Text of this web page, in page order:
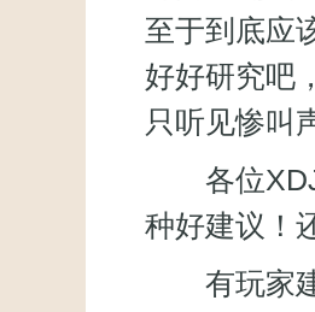
至于到底应
好好研究吧
只听见惨叫
各位
种好建议！
有玩家